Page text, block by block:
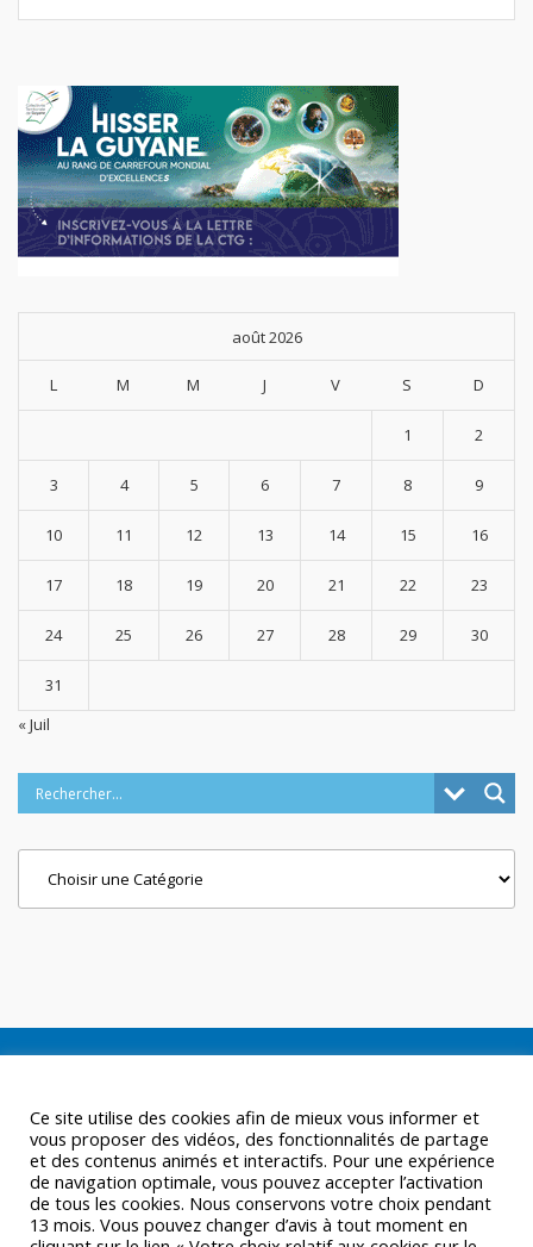
août 2026
L M M J V S D
1 2
3 4 5 6 7 8 9
10 11 12 13 14 15 16
17 18 19 20 21 22 23
24 25 26 27 28 29 30
31
« Juil
Ce site utilise des cookies afin de mieux vous informer et
vous proposer des vidéos, des fonctionnalités de partage
et des contenus animés et interactifs. Pour une expérience
de navigation optimale, vous pouvez accepter l’activation
de tous les cookies. Nous conservons votre choix pendant
13 mois. Vous pouvez changer d’avis à tout moment en